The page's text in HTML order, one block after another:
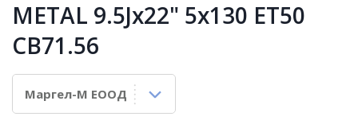
METAL 9.5Jx22" 5x130 ET50
CB71.56